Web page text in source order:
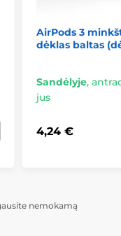
AirPods 3
dėklas baltas
Sandėlyje,
jus
4,24 €
nemokamą